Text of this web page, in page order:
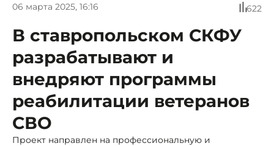
06 марта 2025, 16:16 622
В ставропольском СКФУ
разрабатывают и
внедряют программы
реабилитации ветеранов
СВО
Проект направлен на профессиональную и